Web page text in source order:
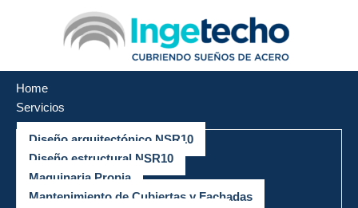
contenido
Home
Servicios
Diseño arquitectónico NSR10
Diseño estructural NSR10
Maquinaria Propia
Mantenimiento de Cubiertas y Fachadas